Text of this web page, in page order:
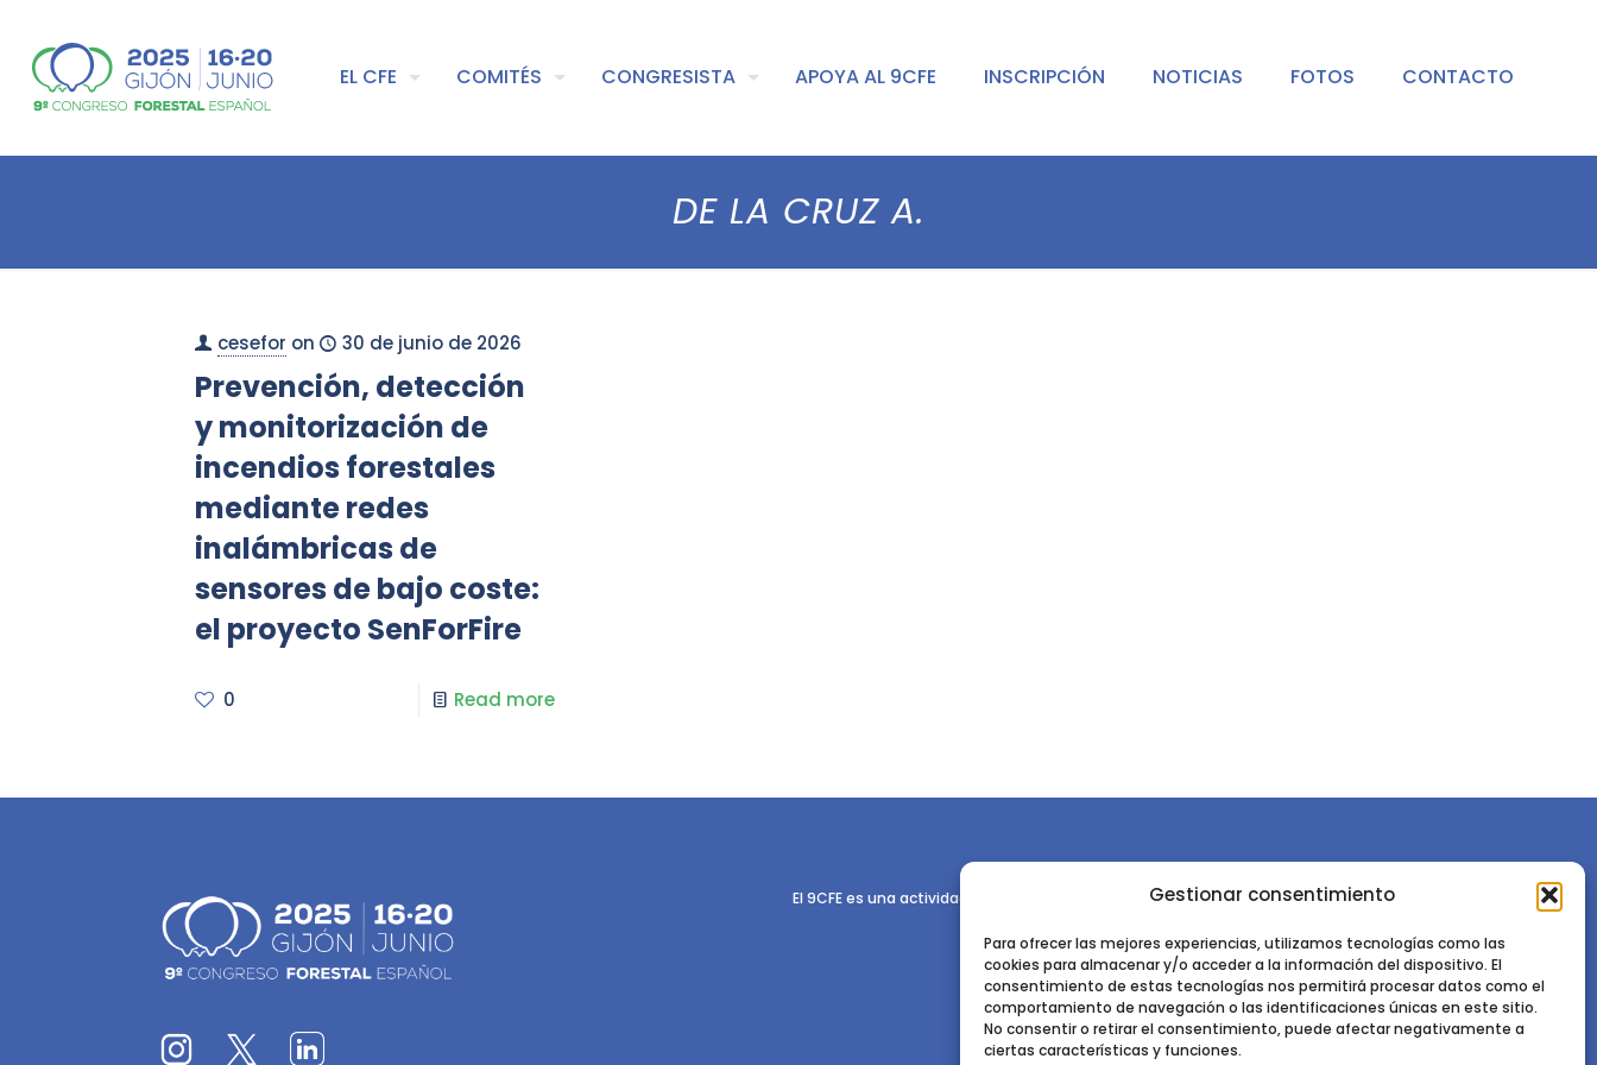
Gestionar consentimiento
Para ofrecer las mejores experiencias, utilizamos tecnologías como las
cookies para almacenar y/o acceder a la información del dispositivo. El
consentimiento de estas tecnologías nos permitirá procesar datos como el
comportamiento de navegación o las identificaciones únicas en este sitio.
No consentir o retirar el consentimiento, puede afectar negativamente a
ciertas características y funciones.
EL CFE COMITÉS CONGRESISTA APOYA AL 9CFE INSCRIPCIÓN NOTICIAS FOTOS CONTACTO
DE LA CRUZ A.
cesefor on 30 de junio de 2026
Prevención, detección
y monitorización de
incendios forestales
mediante redes
inalámbricas de
sensores de bajo coste:
el proyecto SenForFire
0 Read more
El 9CFE es una actividad promovida por la Sociedad Española de Ciencias Forestales
Instituto de Ciencias Forestales, INIA-CSIC
Ctra. de la Coruña km 7,5 - 28040 Madrid